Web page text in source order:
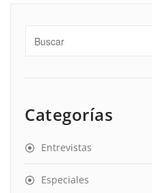
Categorías
Entrevistas
Especiales